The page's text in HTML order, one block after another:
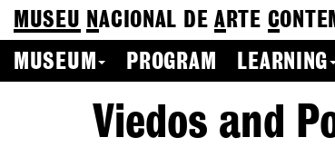
MUSEU NACIONAL DEA RTE C
MUSEUM
PROGRAM LEARNING
Viedos and